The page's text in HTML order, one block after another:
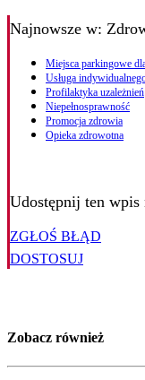
Najnowsze w:
Miejsca parkingowe
Usługa
Profilaktyka uzależnień
Niepełnosprawność
Promocja zdrowia
Opieka zdrowotna
Udostępnij ten wpis
ZGŁOŚ BŁĄD
DOSTOSUJ
Zobacz również